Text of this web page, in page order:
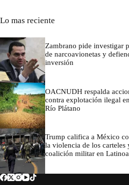
Lo mas reciente
Zambrano pide investigar
de narcoavionetas y
inversión
OACNUDH respalda
contra explotación ilegal
Río Plátano
Trump califica a México
la violencia de los carteles
coalición militar en